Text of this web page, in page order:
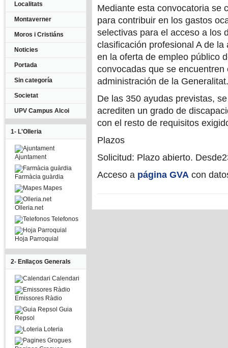
Localitats
Montaverner
Moros i Cristiáns
Noticies
Portada
Sin categoría
Societat
UPV Campus Alcoi
1- L'Olleria
Ajuntament
Farmàcia guàrdia
Mapes
Olleria.net
Telefonos
Hoja Parroquial
2- Enllaços Generals
Calendari
Emissores Ràdio
Guia
Repsol
Loteria
Mediante esta convocatoria se
para contribuir en los gastos
selectivas para el acceso a los
clasificación profesional A de
en la oferta de empleo público
convocadas que se
administración de la Generalitat.
De las 350 ayudas previstas,
acrediten un grado de
con el resto de requisitos
Plazos
Solicitud: Plazo abierto.
Acceso a página GVA con